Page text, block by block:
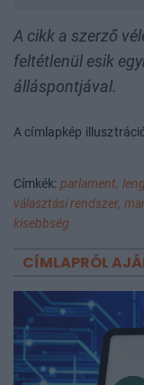
A cikk a szerző
feltétlenül esik
álláspontjával.
A címlapkép
Címkék: parlament,
választási rendszer,
kisebbség
CÍMLAPRÓL